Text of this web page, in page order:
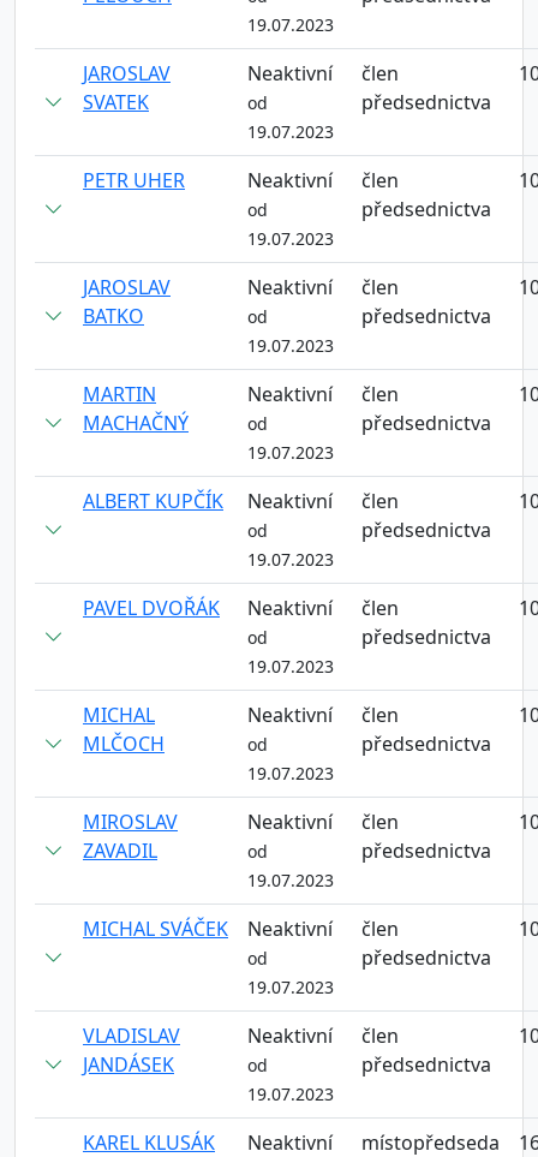
19.07.2023
JAROSLAV
SVATEK
Neaktivní
od
19.07.2023
člen
předsednictva
PETR UHER Neaktivní
od
19.07.2023
člen
předsednictva
JAROSLAV
BATKO
Neaktivní
od
19.07.2023
člen
předsednictva
MARTIN
MACHAČNÝ
Neaktivní
od
19.07.2023
člen
předsednictva
ALBERT KUPČÍK Neaktivní
od
19.07.2023
člen
předsednictva
PAVEL DVOŘÁK Neaktivní
od
19.07.2023
člen
předsednictva
MICHAL
MLČOCH
Neaktivní
od
19.07.2023
člen
předsednictva
MIROSLAV
ZAVADIL
Neaktivní
od
19.07.2023
člen
předsednictva
MICHAL SVÁČEK Neaktivní
od
19.07.2023
člen
předsednictva
VLADISLAV
JANDÁSEK
Neaktivní
od
19.07.2023
člen
předsednictva
KAREL KLUSÁK Neaktivní
místopředseda